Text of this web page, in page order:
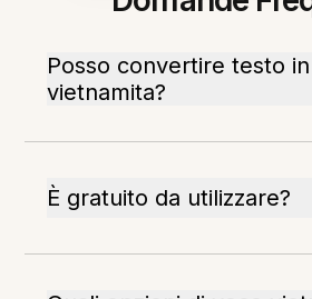
Posso convertire testo
vietnamita?
È gratuito da utilizzare?